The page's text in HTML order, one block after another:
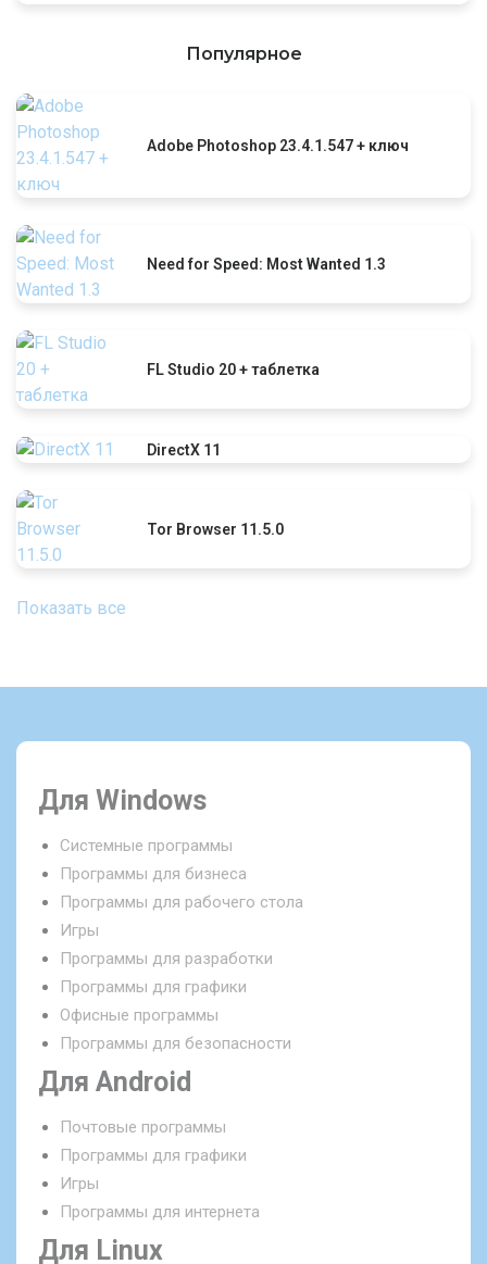
Популярное
Adobe Photoshop 23.4.1.547 + ключ
Need for Speed: Most Wanted 1.3
FL Studio 20 + таблетка
DirectX 11
Tor Browser 11.5.0
Показать все
Для Windows
Системные программы
Программы для бизнеса
Программы для рабочего стола
Игры
Программы для разработки
Программы для графики
Офисные программы
Программы для безопасности
Для Android
Почтовые программы
Программы для графики
Игры
Программы для интернета
Для Linux